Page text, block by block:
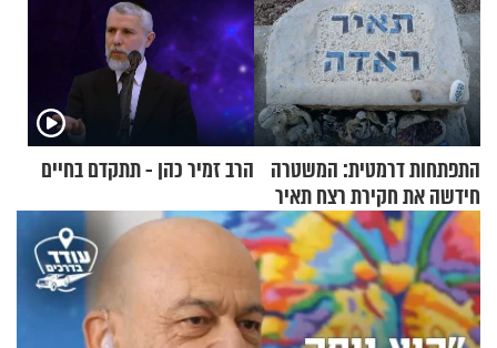
התפתחות דרמטית: המשטרה
חידשה את חקירת רצח תאיר
ראדה
הרב זמיר כהן - תתקדם בחיים